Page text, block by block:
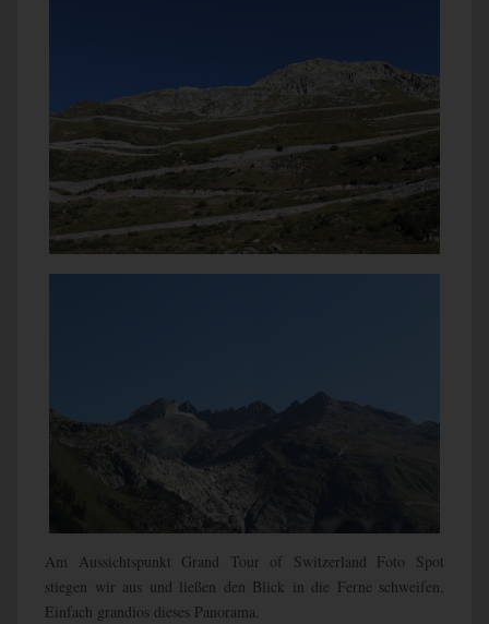
Am Aussichtspunkt Grand Tour of Switzerland Foto Spot
stiegen wir aus und ließen den Blick in die Ferne schweifen.
Einfach grandios dieses Panorama.